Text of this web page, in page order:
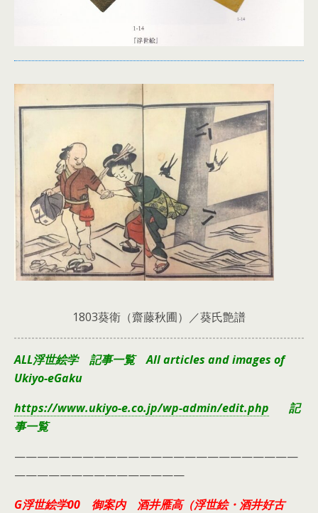
1803葵衛（齋藤秋圃）／葵氏艶譜
ALL浮世絵学 記事一覧 All articles and images of
Ukiyo-eGaku
https://www.ukiyo-e.co.jp/wp-admin/edit.php 記
事一覧
—————————————————————————
———————————————
G浮世絵学00 御案内 酒井雁高（浮世絵・酒井好古